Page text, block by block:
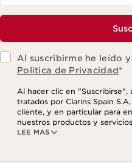
Al suscribirme he leído
Politica de Privacidad*
LEE MAS
Al hacer clic en "Suscribirse",
tratados por Clarins Spain
cliente, y en particular para
nuestros productos y
de compra, sus hábitos y/o